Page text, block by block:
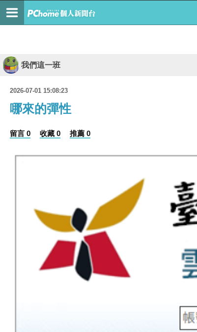
我們這一班
2026-07-01 15:08:23
哪來的彈性
留言 0 收藏 0 推薦 0